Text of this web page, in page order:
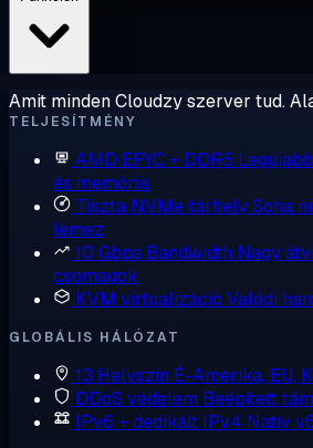
Amit minden Cloudzy szerver tud.
TELJESÍTMÉNY
AMD EPYC + DDR5
és memória
Tiszta NVMe tárhelySoha
lemez
10 Gbps Bandwidth Nagy
csomagok
KVM virtualizáció Valódi
GLOBÁLIS HÁLÓZAT
13 Helyszín É-Amerika, EU,
DDoS védelem Beépített
IPv6 + dedikált IPv4 Natív